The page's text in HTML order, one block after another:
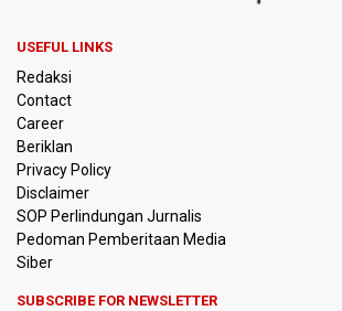
Korlantas Catat 16.812 Pelanggaran Plat
Berunjuk Rasa
Nadiem Makarim Jalani Sidang Banding
Korupsi Chromebook
Polisi Ungkap Peredaran 86,4 Kg Sabu
USEFUL LINKS
Redaksi
Contact
Career
Beriklan
Privacy Policy
Disclaimer
SOP Perlindungan Jurnalis
Pedoman Pemberitaan Media
Siber
SUBSCRIBE FOR NEWSLETTER